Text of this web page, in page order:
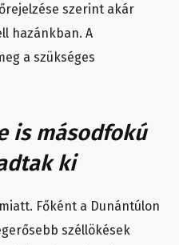
szerint akár
hazánkban. A
a szükséges
is másodfokú
ki
Főként a Dunántúlon
széllökések